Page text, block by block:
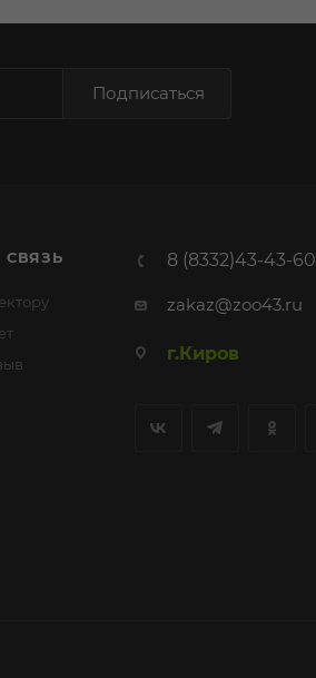
Подписаться
СВЯЗЬ 8 (8332)43-43-60
zakaz@zoo43.ru
г.Киров